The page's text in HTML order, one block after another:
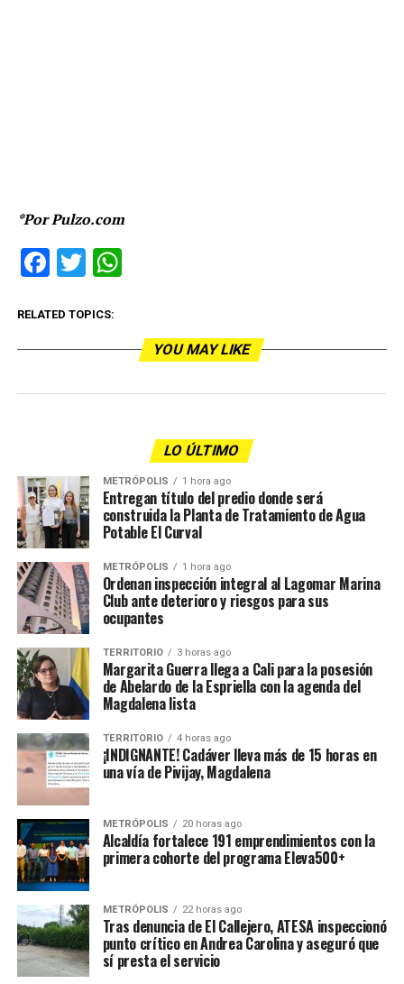
*Por Pulzo.com
Facebook
TwitterWhatsApp
RELATED TOPICS:
YOU MAY LIKE
LO ÚLTIMO
METRÓPOLIS 1 hora ago
Entregan título del predio donde será
construida la Planta de Tratamiento de Agua
Potable El Curval
METRÓPOLIS 1 hora ago
Ordenan inspección integral al Lagomar Marina
Club ante deterioro y riesgos para sus
ocupantes
TERRITORIO 3 horas ago
Margarita Guerra llega a Cali para la posesión
de Abelardo de la Espriella con la agenda del
Magdalena lista
TERRITORIO 4 horas ago
¡INDIGNANTE! Cadáver lleva más de 15 horas en
una vía de Pivijay, Magdalena
METRÓPOLIS 20 horas ago
Alcaldía fortalece 191 emprendimientos con la
primera cohorte del programa Eleva500+
METRÓPOLIS 22 horas ago
Tras denuncia de El Callejero, ATESA inspeccionó
punto crítico en Andrea Carolina y aseguró que
sí presta el servicio